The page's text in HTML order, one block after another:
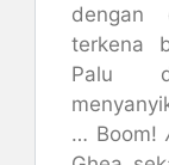
dengan
terkena
Palu
… Boom!